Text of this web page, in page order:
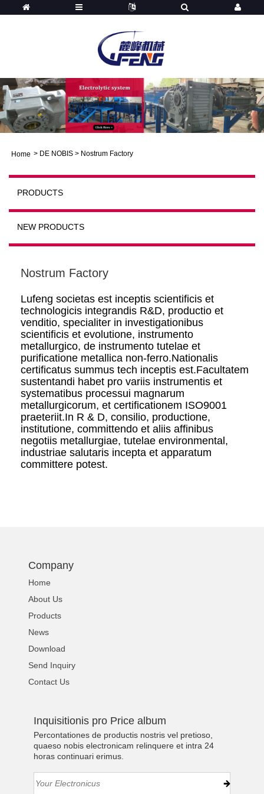
Home > DE NOBIS > Nostrum Factory
PRODUCTS
NEW PRODUCTS
Nostrum Factory
Lufeng societas est inceptis scientificis et
technologicis integrandis R&D, productio et
venditio, specialiter in investigationibus
scientificis et evolutione, instrumento
metallurgico, de instrumento tutelae et
purificatione metallica non-ferro.Nationalis
certificatus summus tech inceptis est.Facultatem
sustentandi habet pro variis instrumentis et
systematibus processui magnarum
metallurgicorum, et certificationem ISO9001
praeteriit.In R & D, consilio, productione,
institutione, committendo et aliis affinibus
negotiis metallurgiae, tutelae environmental,
industriae salutaris incepta et apparatum
committere potest.
Company
Home
About Us
Products
News
Download
Send Inquiry
Contact Us
Inquisitionis pro Price album
Percontationes de productis nostris vel pretioso,
quaeso nobis electronicam relinquere et intra 24
horas continuari erimus.